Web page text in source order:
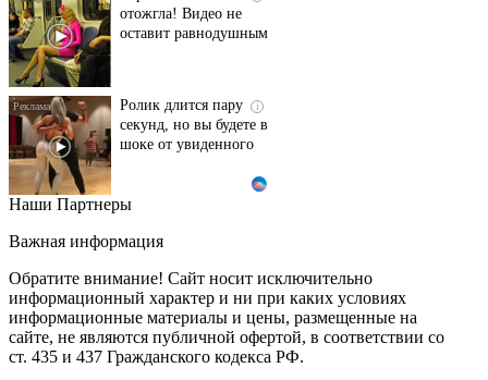
отожгла! Видео не
оставит равнодушным
i
Ролик длится пару
секунд, но вы будете в
шоке от увиденного
Этот танец невесты
Пересмотрела 10 раз
i
Ролик из Омска: вы
будете смеяться долго
Наши Партнеры
Важная информация
Обратите внимание! Сайт носит исключительно
информационный характер и ни при каких условиях
информационные материалы и цены, размещенные на
сайте, не являются публичной офертой, в соответствии со
ст. 435 и 437 Гражданского кодекса РФ.